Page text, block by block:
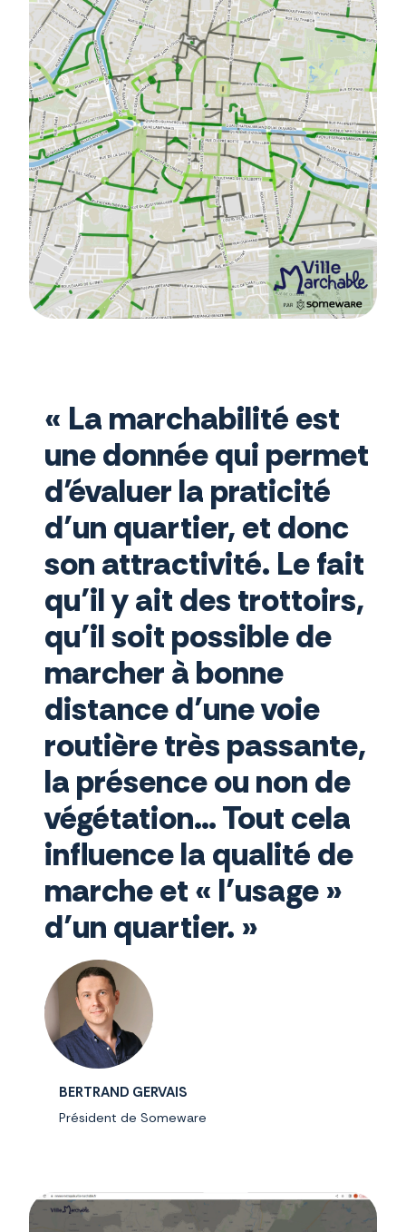
BERTRAND GERVAIS
Président de Someware
« La marchabilité est
une donnée qui permet
d’évaluer la praticité
d’un quartier, et donc
son attractivité. Le fait
qu’il y ait des trottoirs,
qu’il soit possible de
marcher à bonne
distance d’une voie
routière très passante,
la présence ou non de
végétation… Tout cela
influence la qualité de
marche et « l’usage »
d’un quartier. »